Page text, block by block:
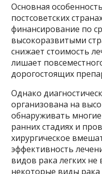
Основная
постсоветских
финансирование по
высокоразвитыми
снижает стоимость
лишает
дорогостоящих
Однако
организована на
обнаруживать
ранних стадиях и
хирургическое
эффективность
видов рака легких
некоторые виды рака